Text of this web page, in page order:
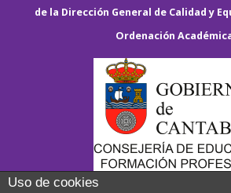
de la Dirección General de Calidad y
Ordenación
Uso de cookies